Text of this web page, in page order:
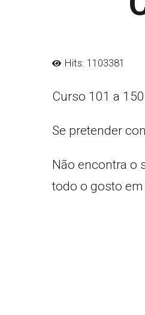
Hits: 1103381
Curso 101 a
Se pretender
Não encontra o
todo o gosto